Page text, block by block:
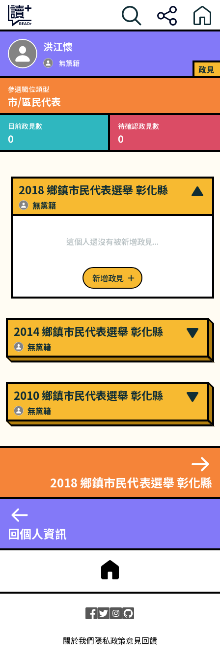
洪江懷
無黨籍
政見
參選職位類型
市/區民代表
目前政見數
0
待確認政見數
0
2018 鄉鎮市民代表選舉 彰化縣
無黨籍
這個人還沒有被新增政見...
新增政見
2014 鄉鎮市民代表選舉 彰化縣
無黨籍
2010 鄉鎮市民代表選舉 彰化縣
無黨籍
回個人資訊
2018 鄉鎮市民代表選舉 彰化縣
關於我們隱私政策意見回饋